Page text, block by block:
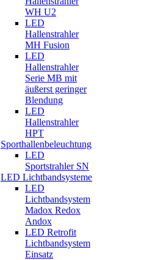
WH U2
LED
Hallenstrahler
MH Fusion
LED
Hallenstrahler
Serie MB mit
äußerst geringer
Blendung
LED
Hallenstrahler
HPT
Sporthallenbeleuchtung
LED
Sportstrahler SN
LED Lichtbandsysteme
LED
Lichtbandsystem
Madox Redox
Andox
LED Retrofit
Lichtbandsystem
Einsatz